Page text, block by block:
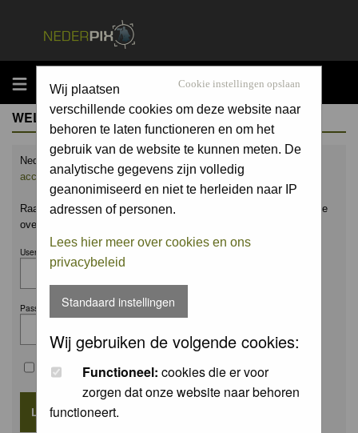
MENU Cookie instellingen opslaan
Wij plaatsen
verschillende cookies om deze website naar
behoren te laten functioneren en om het
gebruik van de website te kunnen meten. De
analytische gegevens zijn volledig
geanonimiseerd en niet te herleiden naar IP
adressen of personen.
Lees hier meer over cookies en ons
privacybeleid
Standaard instellingen
Wij gebruiken de volgende cookies:
Functioneel: cookies die er voor
zorgen dat onze website naar behoren
functioneert.
WELCOME GUEST
Nederpix.nl is hét platform voor de natuurfotograaf.
account aanen upload ook jouw mooiste foto's.
Raak geïnspireerd door het werk van anderen en leer en praat mee
over alles wat bij natuurfotografie komt kijken!
Username:
Password:
Remember me